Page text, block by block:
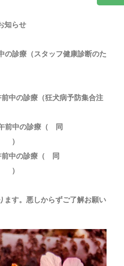
らせ
診療（スタッフ健康診断のた
中の診療（狂犬病予防集合注
中の診療（ 同
中の診療（ 同
す。悪しからずご了解お願い